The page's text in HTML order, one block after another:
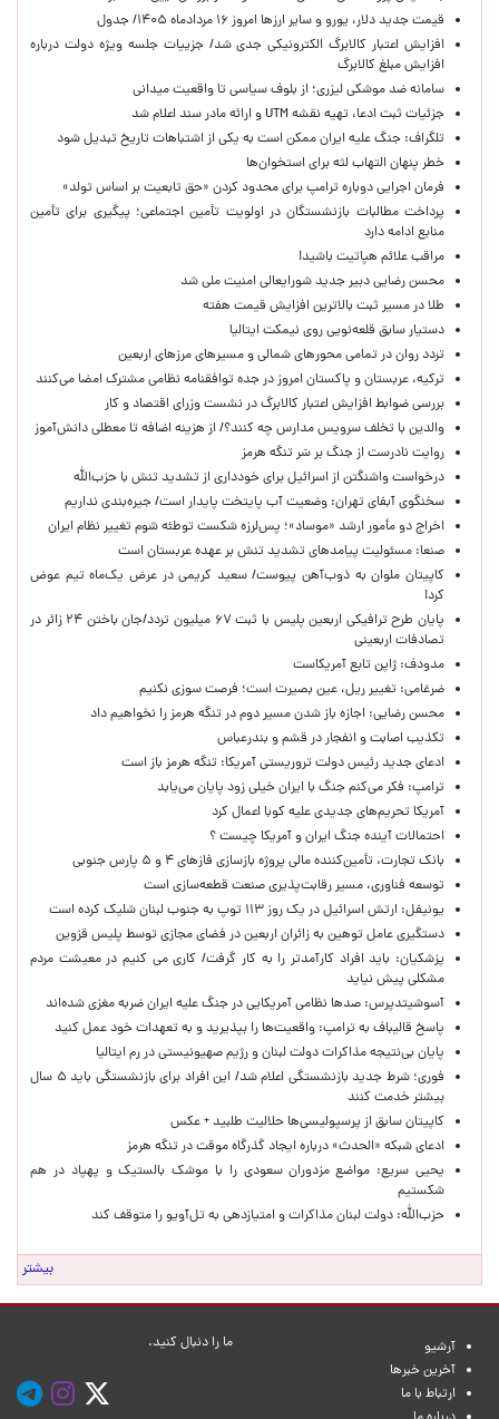
قیمت جدید دلار، یورو و سایر ارزها امروز ۱۶ مردادماه ۱۴۰۵/ جدول
افزایش اعتبار کالابرگ الکترونیکی جدی شد/ جزییات جلسه ویژه دولت درباره
افزایش مبلغ کالابرگ
سامانه ضد موشکی لیزری؛ از بلوف سیاسی تا واقعیت میدانی
جزئیات ثبت ادعا، تهیه نقشه UTM و ارائه مادر سند اعلام شد
تلگراف: جنگ علیه ایران ممکن است به یکی از اشتباهات تاریخ تبدیل شود
خطر پنهان التهاب لثه برای استخوان‌ها
فرمان اجرایی دوباره ترامپ برای محدود کردن «حق تابعیت بر اساس تولد»
پرداخت مطالبات بازنشستگان در اولویت تأمین اجتماعی؛ پیگیری برای تأمین
منابع ادامه دارد
مراقب علائم هپاتیت باشید!
محسن رضایی دبیر جدید شورایعالی امنیت ملی شد
طلا در مسیر ثبت بالاترین افزایش قیمت هفته
دستیار سابق قلعه‌نویی روی نیمکت ایتالیا
تردد روان در تمامی محورهای شمالی و مسیرهای مرزهای اربعین
ترکیه، عربستان و پاکستان امروز در جده توافقنامه نظامی مشترک امضا می‌کنند
بررسی ضوابط افزایش اعتبار کالابرگ در نشست وزرای اقتصاد و کار
والدین با تخلف سرویس مدارس چه کنند؟/ از هزینه اضافه تا معطلی دانش‌آموز
روایت نادرست از جنگ بر سَر تنگه هرمز
درخواست واشنگتن از اسرائیل برای خودداری از تشدید تنش با حزب‌الله
سخنگوی آبفای تهران: وضعیت آب پایتخت پایدار است/ جیره‌بندی نداریم
اخراج دو مأمور ارشد «موساد»؛ پس‌لرزه شکست توطئه شوم تغییر نظام ایران
صنعا: مسئولیت پیامدهای تشدید تنش بر عهده عربستان است
کاپیتان ملوان به ذوب‌آهن پیوست/ سعید کریمی در عرض یک‌ماه تیم عوض
کرد!
پایان طرح ترافیکی اربعین پلیس با ثبت ۶۷ میلیون تردد/جان باختن ۲۴ زائر در
تصادفات اربعینی
مدودف: ژاپن تابع آمریکاست
ضرغامی: تغییر ریل، عین بصیرت است؛ فرصت سوزی نکنیم
محسن رضایی: اجازه باز شدن مسیر دوم در تنگه هرمز را نخواهیم داد
تکذیب اصابت و انفجار در قشم و بندرعباس
ادعای جدید رئیس دولت تروریستی آمریکا: تنگه هرمز باز است
ترامپ: فکر می‌کنم جنگ با ایران خیلی زود پایان می‌یابد
آمریکا تحریم‌های جدیدی علیه کوبا اعمال کرد
احتمالات آینده جنگ ایران و آمریکا چیست ؟
بانک تجارت، تأمین‌کننده مالی پروژه بازسازی فازهای ۴ و ۵ پارس جنوبی
توسعه فناوری، مسیر رقابت‌پذیری صنعت قطعه‌سازی است
یونیفل: ارتش اسرائیل در یک روز ۱۱۳ توپ به جنوب لبنان شلیک کرده است
دستگیری عامل توهین به زائران اربعین در فضای مجازی توسط پلیس قزوین
پزشکیان: باید افراد کارآمدتر را به کار گرفت/ کاری می کنیم در معیشت مردم
مشکلی پیش نیاید
آسوشیتدپرس: صدها نظامی آمریکایی در جنگ علیه ایران ضربه مغزی شده‌اند
پاسخ قالیباف به ترامپ: واقعیت‌ها را بپذیرید و به تعهدات خود عمل کنید
پایان بی‌نتیجه مذاکرات دولت لبنان و رژیم صهیونیستی در رم ایتالیا
فوری؛ شرط جدید بازنشستگی اعلام شد/ این افراد برای بازنشستگی باید ۵ سال
بیشتر خدمت کنند
کاپیتان سابق از پرسپولیسی‌ها حلالیت طلبید + عکس
ادعای شبکه «الحدث» درباره ایجاد گذرگاه موقت در تنگه هرمز
یحیی سریع: مواضع مزدوران سعودی را با موشک بالستیک و پهپاد در هم
شکستیم
حزب‌الله: دولت لبنان مذاکرات و امتیازدهی به تل‌آویو را متوقف کند
بیشتر
آرشیو
آخرین خبرها
ارتباط با ما
ما را دنبال کنید.